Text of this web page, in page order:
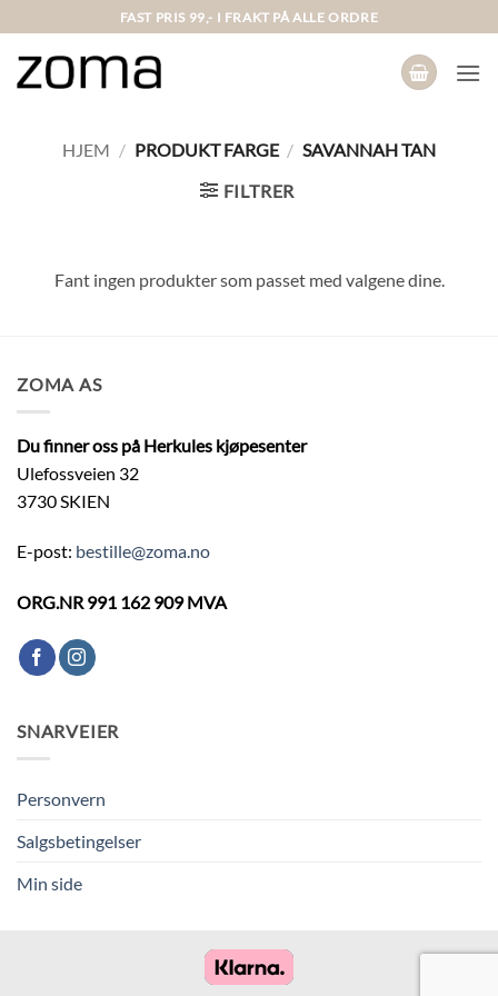
to
content
FAST PRIS 99,- I FRAKT PÅ ALLE ORDRE
HJEM / PRODUKT FARGE / SAVANNAH TAN
FILTRER
Fant ingen produkter som passet med valgene dine.
ZOMA AS
Du finner oss på Herkules kjøpesenter
Ulefossveien 32
3730 SKIEN
E-post: bestille@zoma.no
ORG.NR 991 162 909 MVA
SNARVEIER
Personvern
Salgsbetingelser
Min side